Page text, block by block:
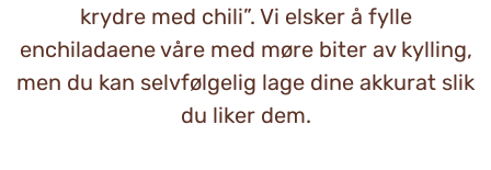
krydre med chili”. Vi elsker å fylle
enchiladaene våre med møre biter av kylling,
men du kan selvfølgelig lage dine akkurat slik
du liker dem.